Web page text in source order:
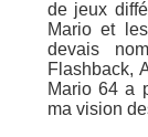
de jeux
Mario et
devais
Flashback,
Mario 64 a
ma vision